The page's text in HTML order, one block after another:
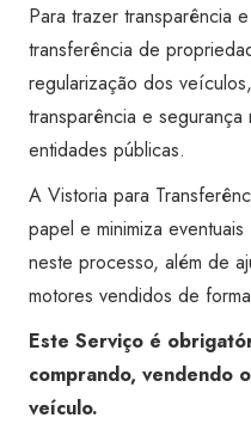
Para trazer transparência
transferência de
regularização dos
transparência e
entidades públicas.
A Vistoria para
papel e minimiza
neste processo, além de
motores vendidos de
Este Serviço é
comprando, vendendo
veículo.